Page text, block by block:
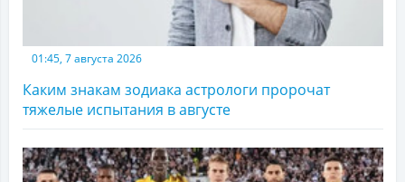
01:45, 7 августа 2026
Каким знакам зодиака астрологи пророчат
тяжелые испытания в августе